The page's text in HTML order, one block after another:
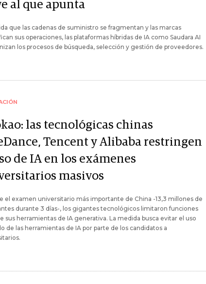
al que apunta
que las cadenas de suministro se fragmentan y las marcas
sus operaciones, las plataformas híbridas de IA como Saudara AI
los procesos de búsqueda, selección y gestión de proveedores.
las tecnológicas chinas
Tencent y Alibaba restringen
de IA en los exámenes
masivos
el examen universitario más importante de China -13,3 millones de
durante 3 días-, los gigantes tecnológicos limitaron funciones
sus herramientas de IA generativa. La medida busca evitar el uso
de las herramientas de IA por parte de los candidatos a